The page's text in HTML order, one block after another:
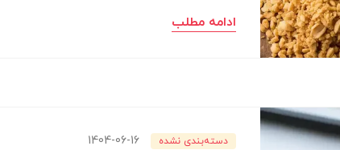
ادامه مطلب
دسته‌بندی نشده 1404-06-16